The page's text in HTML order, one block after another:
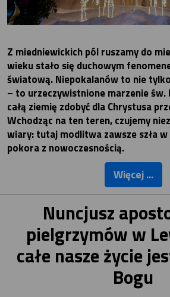
Z miedniewickich pól ruszamy do
wieku stało się duchowym
światową. Niepokalanów to nie
– to urzeczywistnione marzenie św.
całą ziemię zdobyć dla Chrystusa
Wchodząc na ten teren, czujemy
wiary: tutaj modlitwa zawsze szła
pokora z nowoczesnością.
Więcej ...
Nuncjusz
pielgrzymów w
całe nasze życie
Bogu